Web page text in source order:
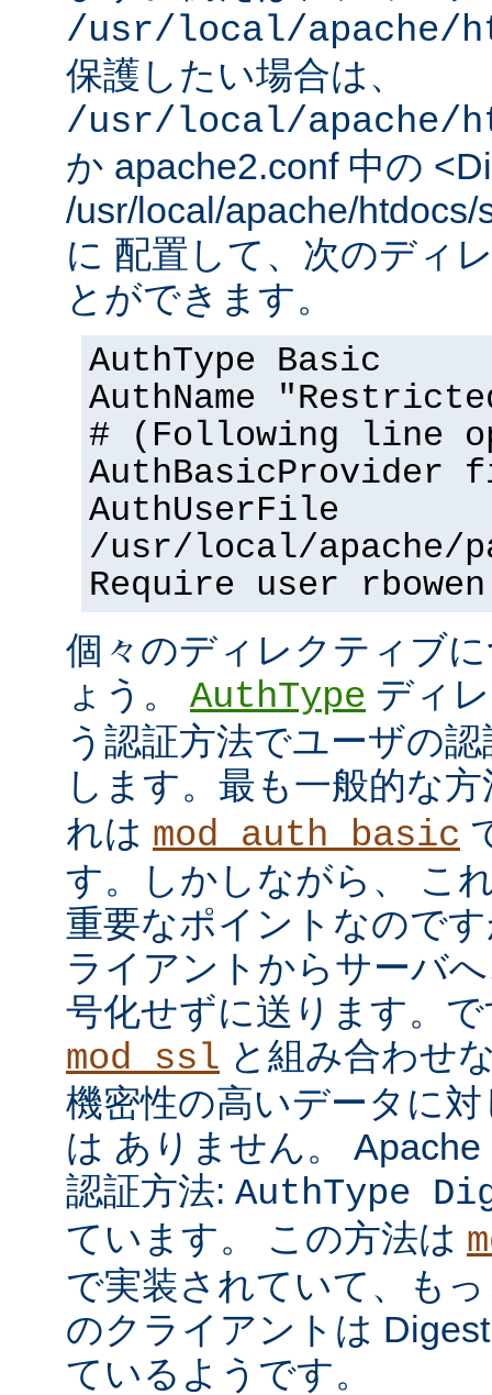
/usr/local/apache/
保護したい場合は、
/usr/local/apache/
か apache2.conf 中の
/usr/local/apache/
に 配置して、次のディ
とができます。
AuthType Basic
AuthName
# (Following line
AuthBasicProvider
AuthUserFile
/usr/local/apache/
Require user rbowen
個々のディレクティブ
ょう。 AuthType ディ
う認証方法でユーザの
します。最も一般的な
れは mod_auth_basic
す。しかしながら、 こ
重要なポイントなので
ライアントからサーバ
号化せずに送ります。
mod_ssl と組み合わせ
機密性の高いデータに
は ありません。
認証方法: AuthType
ています。 この方法は
で実装されていて、も
のクライアントは
ているようです。